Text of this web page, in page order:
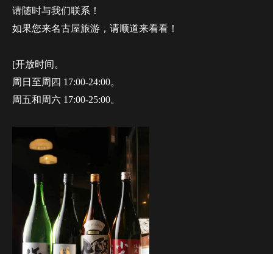
请随时与我们联系！
如果您来名古屋旅游，请顺道来看看！
[开放时间。
周日至周四 17:00-24:00。
周五和周六 17:00-25:00。